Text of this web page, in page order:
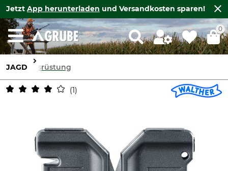
Jetzt App herunterladen und Versandkosten sparen!
0
JAGD Ausrüstung
1